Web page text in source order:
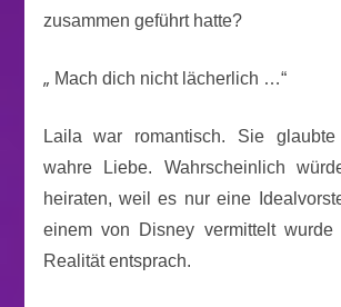
zusammen geführt hatte?
„ Mach dich nicht lächerlich …“
Laila war romantisch. Sie
wahre Liebe. Wahrscheinlich
heiraten, weil es nur eine
einem von Disney vermittelt
Realität entsprach.